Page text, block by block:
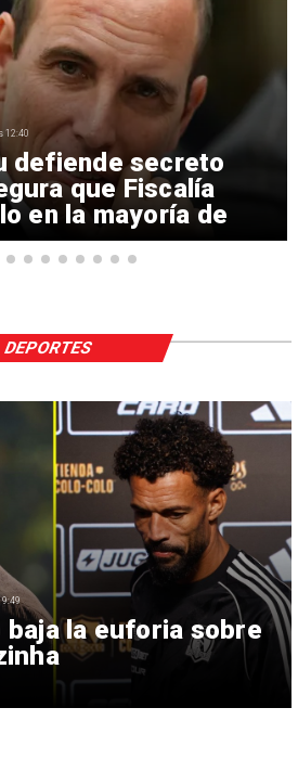
defiende secreto
que Fiscalía
en la mayoría de
12:40
baja la euforia sobre
9:49
DEPORTES